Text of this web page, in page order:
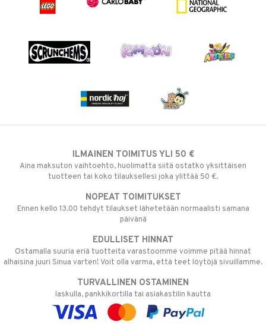
ILMAINEN TOIMITUS YLI 50 €
Aina maksuton vaihtoehto, huolimatta siitä ostatko yksittäisen
tuotteen tai koko tilauksellesi joka ylittää 50 €.
NOPEAT TOIMITUKSET
Ennen kello 13.00 tehdyt tilaukset lähetetään normaalisti samana
päivänä
EDULLISET HINNAT
Ostamalla suuria eriä tuotteita varastoomme voimme pitää hinnat
alhaisina juuri Sinua varten! Voit olla varma, että teet löytöjä sivuillamme.
TURVALLINEN OSTAMINEN
laskulla, pankkikortilla tai asiakastilin kautta